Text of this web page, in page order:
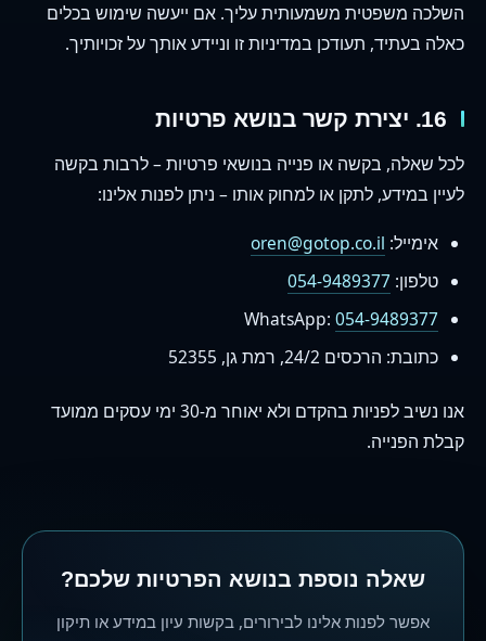
השלכה משפטית משמעותית עליך. אם ייעשה שימוש בכלים
כאלה בעתיד, תעודכן במדיניות זו וניידע אותך על זכויותיך.
16. יצירת קשר בנושא פרטיות
לכל שאלה, בקשה או פנייה בנושאי פרטיות – לרבות בקשה
לעיין במידע, לתקן או למחוק אותו – ניתן לפנות אלינו:
אימייל: oren@gotop.co.il
טלפון: 054-9489377
WhatsApp: 054-9489377
כתובת: הרכסים 24/2, רמת גן, 52355
אנו נשיב לפניות בהקדם ולא יאוחר מ-30 ימי עסקים ממועד
קבלת הפנייה.
שאלה נוספת בנושא הפרטיות שלכם?
אפשר לפנות אלינו לבירורים, בקשות עיון במידע או תיקון